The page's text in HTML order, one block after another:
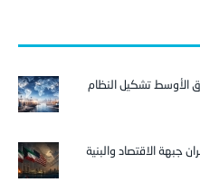
الأوسط تشكيل النظام
جبهة الاقتصاد والبنية